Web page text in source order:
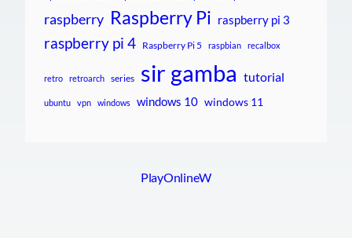
raspberry Raspberry Pi raspberry pi 3
raspberry pi 4 Raspberry Pi 5 raspbian recalbox
retro retroarch series sir gamba tutorial
ubuntu vpn windows windows 10 windows 11
PlayOnlineW